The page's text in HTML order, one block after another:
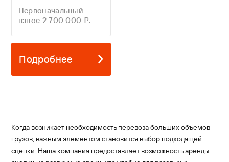
Первоначальный
взнос 2 700 000 ₽.
Подробнее
Когда возникает необходимость перевоза больших объемов
грузов, важным элементом становится выбор подходящей
сцепки. Наша компания предоставляет возможность аренды